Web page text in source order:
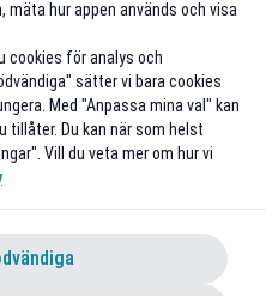
hur appen används och visa
cookies för analys och
sätter vi bara cookies
Med "Anpassa mina val" kan
tillåter. Du kan när som helst
Vill du veta mer om hur vi